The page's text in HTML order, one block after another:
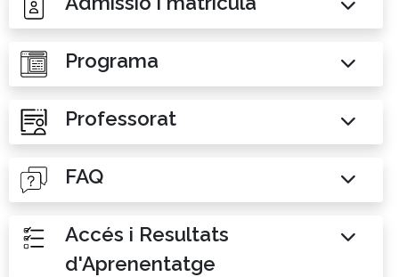
Programa
Professorat
FAQ
Accés i Resultats
d'Aprenentatge